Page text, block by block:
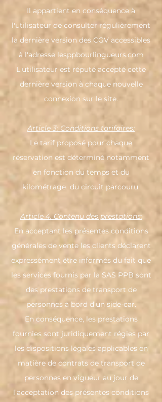
Il appartient en conséquence à
l'utilisateur de consulter régulièrement
la dernière version des CGV accessibles
à l'adresse lesppbourlingueurs.com
L'utilisateur est réputé accepté cette
dernière version à chaque nouvelle
connexion sur le site.
Article 3: Conditions tarifaires:
Le tarif proposé pour chaque
réservation est déterminé notamment
en fonction du temps et du
kilométrage du circuit parcouru.
Article 4. Contenu des prestations:
En acceptant les présentes conditions
générales de vente les clients déclarent
expressément être informés du fait que
les services fournis par la SAS PPB sont
des prestations de transport de
personnes à bord d’un side-car.
En conséquence, les prestations
fournies sont juridiquement régies par
les dispositions légales applicables en
matière de contrats de transport de
personnes en vigueur au jour de
l’acceptation des présentes conditions